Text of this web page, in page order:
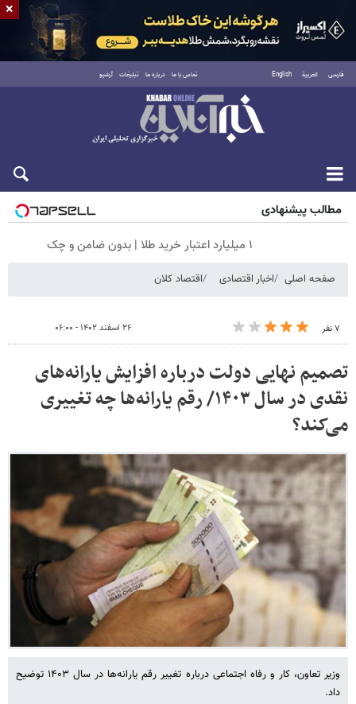
فارسی العربية English تماس با ما درباره ما تبلیغات آرشیو
جمعه ۱۶ مرداد ۱۴۰۵
مطالب پیشنهادی
۱ میلیارد اعتبار خرید طلا | بدون ضامن و چک
صفحه اصلی اخبار اقتصادی اقتصاد کلان
۷ نفر ۲۶ اسفند ۱۴۰۲ - ۰۶:۰۰
تصمیم نهایی دولت درباره افزایش یارانه‌های
نقدی در سال ۱۴۰۳/ رقم یارانه‌ها چه تغییری
می‌کند؟
وزیر تعاون، کار و رفاه اجتماعی درباره تغییر رقم یارانه‌ها در سال ۱۴۰۳ توضیح
داد.
×